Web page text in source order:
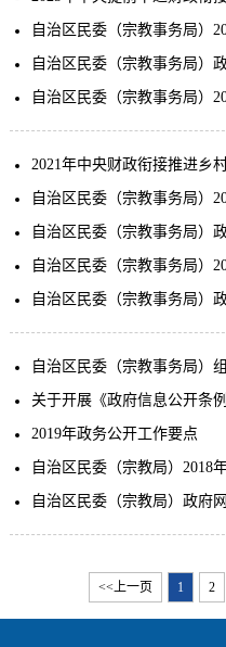
自治区民委（宗教事务局）2023年政
自治区民委（宗教事务局）政府网
自治区民委（宗教事务局）2022年度
2021年中央财政衔接推进乡村振兴补助资金（少数民族发
自治区民委（宗教事务局）2020年度
自治区民委（宗教事务局）政府网
自治区民委（宗教事务局）2020年
自治区民委（宗教事务局）政府网
自治区民委（宗教事务局）组织开展《政
关于开展《政府信息公开条
2019年政务公开工作要点
自治区民委（宗教局）2018年
自治区民委（宗教局）政府网
<<上一页 1 2